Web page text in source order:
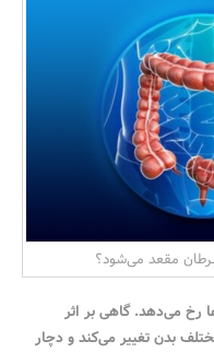
بانک، بیمه و سرمایه
مسکن و ساختمان
سرطان مقعد می‌شود؟
رخ می‌دهد. گاهی بر اثر
بدن تغییر می‌کند و دچار